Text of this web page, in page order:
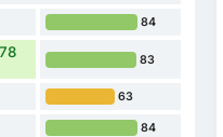
84
83
63
84